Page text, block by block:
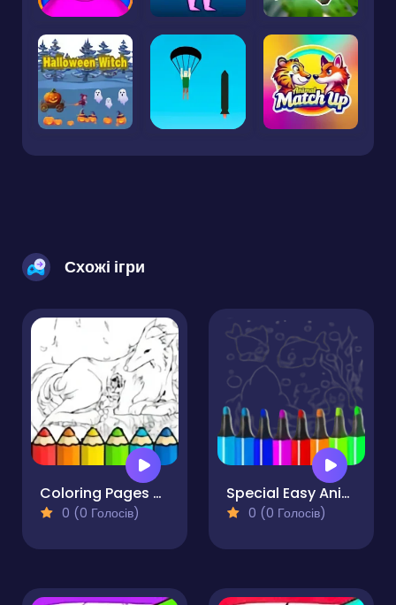
Схожі ігри
Coloring Pages Of Anime Wolves
0 (0 Голосів)
Special Easy Animal Coloring Pages For Kids
0 (0 Голосів)